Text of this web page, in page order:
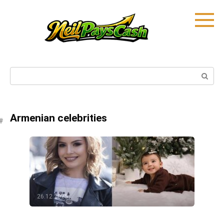
Armenian celebrities
26.12.2025